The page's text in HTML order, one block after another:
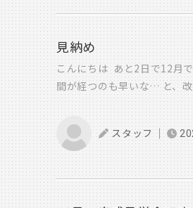
ました。 私が現場に到着し
工事の様子を見守るS様ご
ったそうです さっそく私も
場の上からもたくさん撮影
と抜群のチームワークで 柱
になっていきます。 途中、
すか？？」 など、私の質問
工事の様子を間近で見学で
まに柱と梁などが組みあが
透湿防水シート、通気垂木
と工程が進み 最後に雨風を
了！ カタチになったお家を
見納め
こんにちは あと2日で12月
間が経つのも早いな… と、
か。 ・・・ 今年も秋があ
は 紅葉を見納めしてきまし
出来る 渓石園です 昼間に
した 来年も見に行けたら、
せ 〇 現在開催中の1棟も
となっております。 ↓↓↓
スタッフ